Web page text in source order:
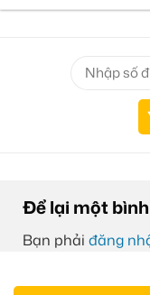
Để lại một
Bạn phải đăng